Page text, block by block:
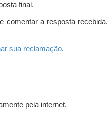
final.
comentar a resposta
sua reclamação.
pela internet.